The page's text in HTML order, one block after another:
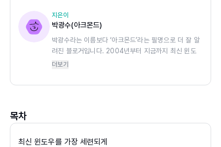
지은이
박광수(아크몬드)
박광수라는 이름보다 ‘아크몬드’라는 필명으로 더 잘 알
려진 블로거입니다. 2004년부터 지금까지 최신 윈도
우 정보를 꾸준히 나누고 있습니다. 2007년부터
를 수상했습니다. 오피스 365, 애저(Azure) 등 마이
블로그 :http://archwin.net
더보기
목차
최신 윈도우를 가장 세련되게